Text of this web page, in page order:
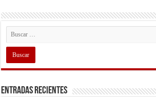
Entradas recientes